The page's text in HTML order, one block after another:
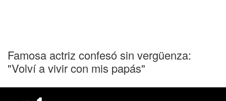
Famosa actriz confesó sin vergüenza:
"Volví a vivir con mis papás"